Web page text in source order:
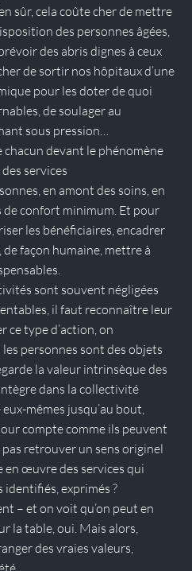
sûr, cela coûte cher de mettre
des personnes âgées,
des abris dignes à ceux
de sortir nos hôpitaux d’une
pour les doter de quoi
de soulager au
sous pression…
devant le phénomène
services
en amont des soins, en
de confort minimum. Et pour
les bénéficiaires, encadrer
façon humaine, mettre à
sont souvent négligées
il faut reconnaître leur
ce type d’action, on
personnes sont des objets
la valeur intrinsèque des
dans la collectivité
mêmes jusqu’au bout,
compte comme ils peuvent
pas retrouver un sens originel
en œuvre des services qui
exprimés ?
la table, oui. Mais alors,
des vraies valeurs,